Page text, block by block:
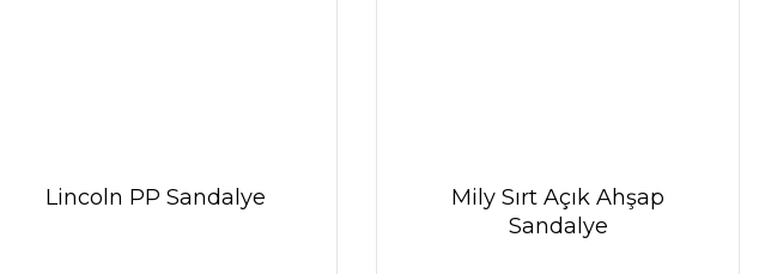
Lincoln PP Sandalye
Mily Sırt Açık Ahşap
Sandalye